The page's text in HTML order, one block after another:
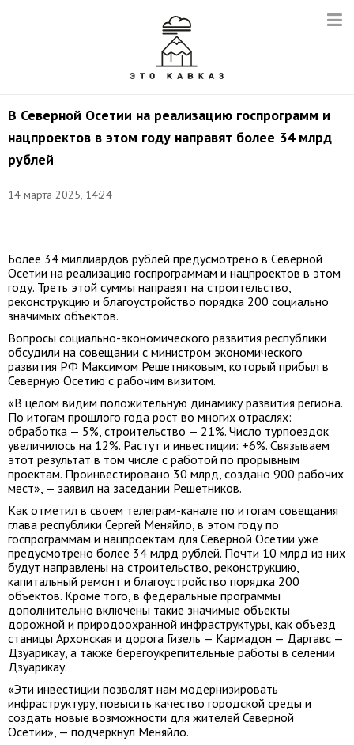
В Северной Осетии на реализацию госпрограмм и
нацпроектов в этом году направят более 34 млрд
рублей
14 марта 2025, 14:24
Более 34 миллиардов рублей предусмотрено в Северной
Осетии на реализацию госпрограммам и нацпроектов в этом
году. Треть этой суммы направят на строительство,
реконструкцию и благоустройство порядка 200 социально
значимых объектов.
Вопросы социально-экономического развития республики
обсудили на совещании с министром экономического
развития РФ Максимом Решетниковым, который прибыл в
Северную Осетию с рабочим визитом.
«В целом видим положительную динамику развития региона.
По итогам прошлого года рост во многих отраслях:
обработка — 5%, строительство — 21%. Число турпоездок
увеличилось на 12%. Растут и инвестиции: +6%. Связываем
этот результат в том числе с работой по прорывным
проектам. Проинвестировано 30 млрд, создано 900 рабочих
мест», — заявил на заседании Решетников.
Как отметил в своем телеграм-канале по итогам совещания
глава республики Сергей Меняйло, в этом году по
госпрограммам и нацпроектам для Северной Осетии уже
предусмотрено более 34 млрд рублей. Почти 10 млрд из них
будут направлены на строительство, реконструкцию,
капитальный ремонт и благоустройство порядка 200
объектов. Кроме того, в федеральные программы
дополнительно включены такие значимые объекты
дорожной и природоохранной инфраструктуры, как объезд
станицы Архонская и дорога Гизель — Кармадон — Даргавс —
Дзуарикау, а также берегоукрепительные работы в селении
Дзуарикау.
«Эти инвестиции позволят нам модернизировать
инфраструктуру, повысить качество городской среды и
создать новые возможности для жителей Северной
Осетии», — подчеркнул Меняйло.